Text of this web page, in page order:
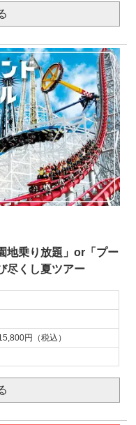
地乗り放題」or「プー
尽くし夏ツアー
円（税込）